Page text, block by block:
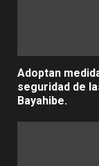
Adoptan
seguridad de
Bayahibe.